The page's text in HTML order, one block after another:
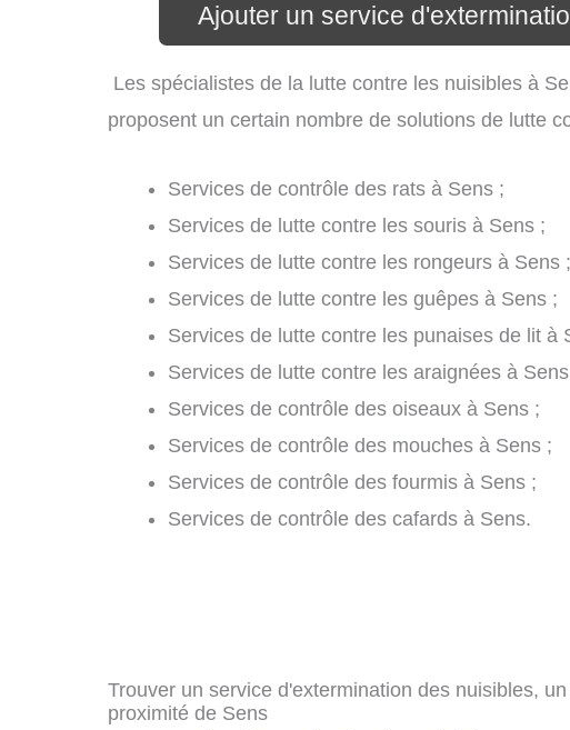
Ajouter un service
Les spécialistes de la lutte contre les nuisibles à
proposent un certain nombre de solutions de lutte
Services de contrôle des rats à Sens ;
Services de lutte contre les souris à Sens ;
Services de lutte contre les rongeurs à Sens ;
Services de lutte contre les guêpes à Sens ;
Services de lutte contre les punaises de lit à
Services de lutte contre les araignées à
Services de contrôle des oiseaux à Sens ;
Services de contrôle des mouches à Sens ;
Services de contrôle des fourmis à Sens ;
Services de contrôle des cafards à Sens.
Trouver un service d'extermination des nuisibles,
proximité de Sens